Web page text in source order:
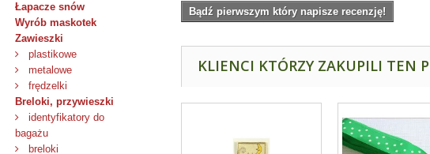
Łapacze snów
Wyrób maskotek
Zawieszki
plastikowe
metalowe
frędzelki
Breloki, przywieszki
identyfikatory do
bagażu
breloki
Bądź pierwszym który napisze recenzję!
KLIENCI KTÓRZY ZAKUPILI TEN